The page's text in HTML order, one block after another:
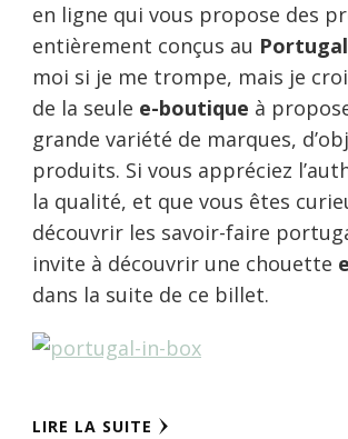
en ligne qui vous propose des
entièrement conçus au Portugal
moi si je me trompe, mais je
de la seule e-boutique à
grande variété de marques,
produits. Si vous appréciez
la qualité, et que vous êtes
découvrir les savoir-faire
invite à découvrir une chouette
dans la suite de ce billet.
LIRE LA SUITE